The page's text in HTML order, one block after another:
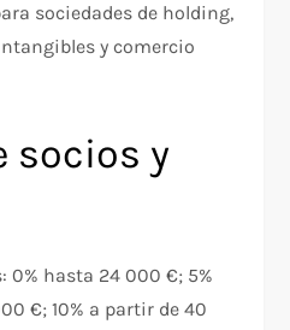
sociedades de holding,
y comercio
socios y
0% hasta 24 000 €; 5%
€; 10% a partir de 40